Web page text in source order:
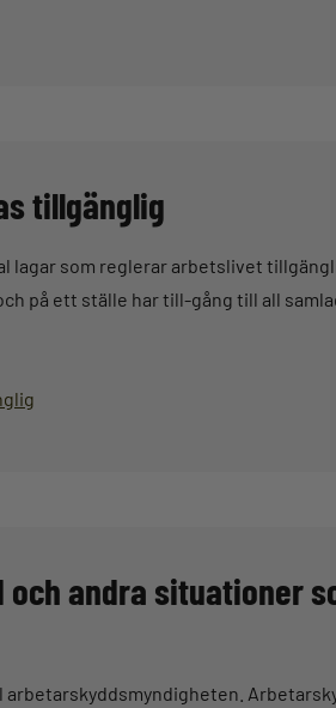
tillgänglig
lagar som reglerar arbetslivet
på ett ställe har till-gång till all
andra situationer